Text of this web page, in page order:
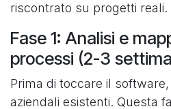
riscontrato su progetti reali.
Fase 1: Analisi e
processi (2-3
Prima di toccare il
aziendali esistenti. Questa